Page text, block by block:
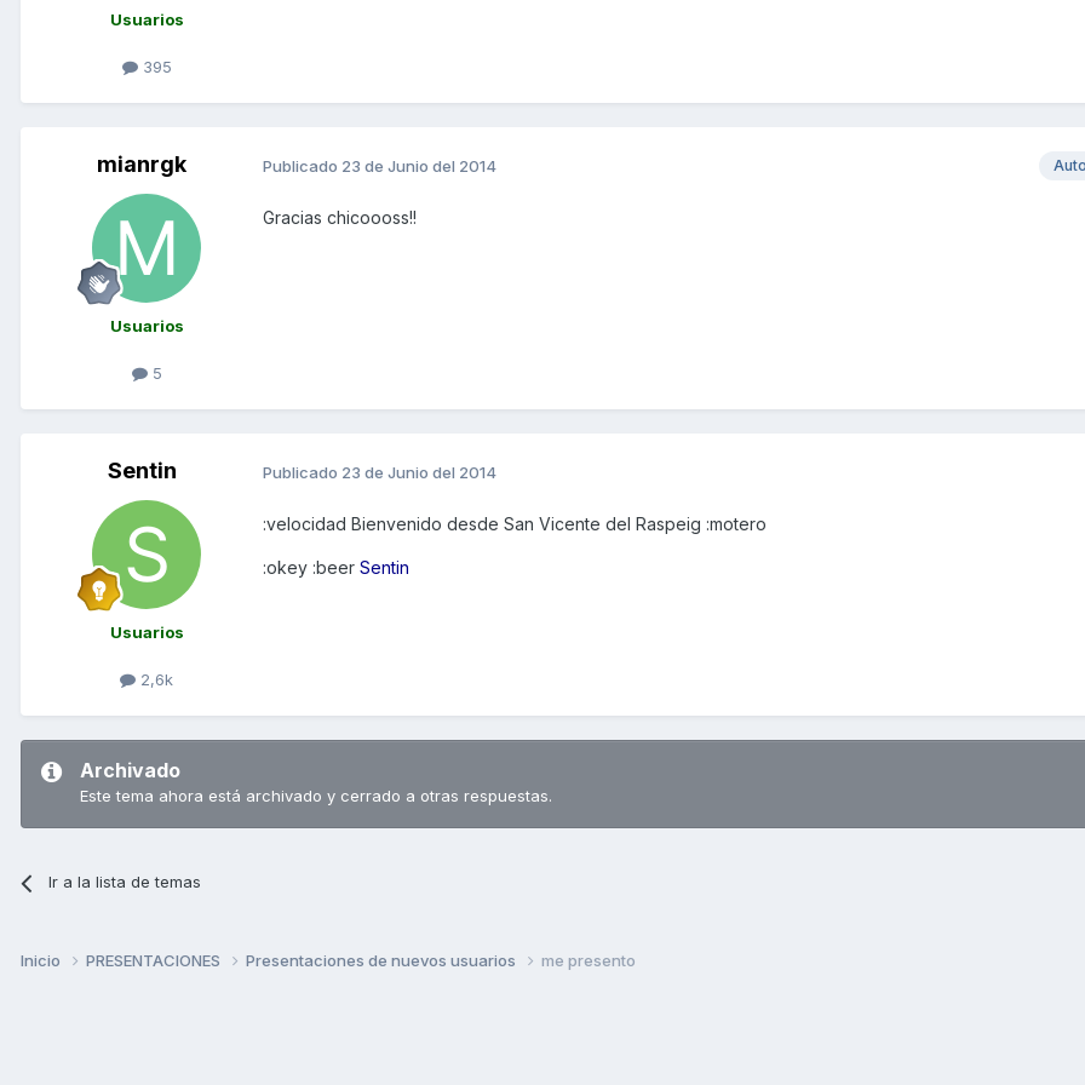
Usuarios
395
mianrgk
Usuarios
5
Publicado 23 de Junio del 2014
Gracias chicoooss!!
Sentin
Usuarios
2,6k
Publicado 23 de Junio del 2014
:velocidad Bienvenido desde San Vicente del Raspeig :motero
:okey :beer Sentin
Archivado
Este tema ahora está archivado y cerrado a otras respuestas.
Ir a la lista de temas
Inicio PRESENTACIONES Presentaciones de nuevos usuarios me presento